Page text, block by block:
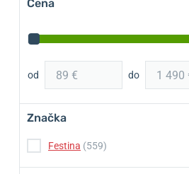
Cena
od do
Značka
Festina (559)